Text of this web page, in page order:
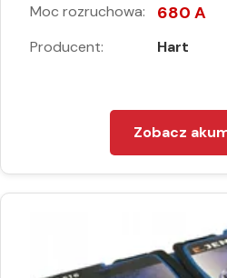
Moc rozruchowa: 680 A
Producent: Hart
Zobacz